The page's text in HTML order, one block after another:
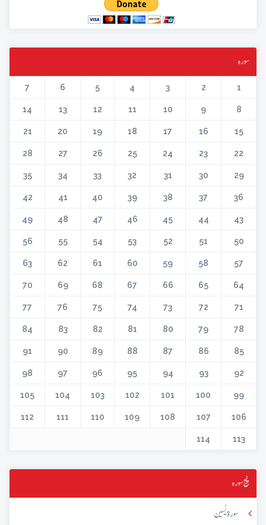
سورہ
1
2
3
4
5
6
7
8
9
10
11
12
13
14
15
16
17
18
19
20
21
22
23
24
25
26
27
28
29
30
31
32
33
34
35
36
37
38
39
40
41
42
43
44
45
46
47
48
49
50
51
52
53
54
55
56
57
58
59
60
61
62
63
64
65
66
67
68
69
70
71
72
73
74
75
76
77
78
79
80
81
82
83
84
85
86
87
88
89
90
91
92
93
94
95
96
97
98
99
100
101
102
103
104
105
106
107
108
109
110
111
112
113
114
پنج سورہ
سورۃ یٰسین